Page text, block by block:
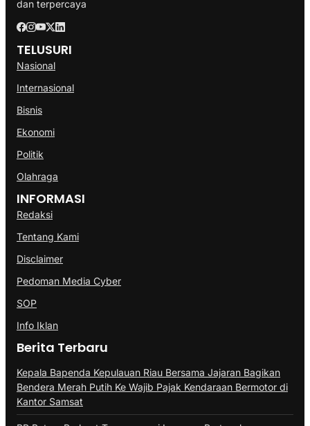
dan terpercaya
TELUSURI
Nasional
Internasional
Bisnis
Ekonomi
Politik
Olahraga
INFORMASI
Redaksi
Tentang Kami
Disclaimer
Pedoman Media Cyber
SOP
Info Iklan
Berita Terbaru
Kepala Bapenda Kepulauan Riau Bersama Jajaran Bagikan
Bendera Merah Putih Ke Wajib Pajak Kendaraan Bermotor di
Kantor Samsat